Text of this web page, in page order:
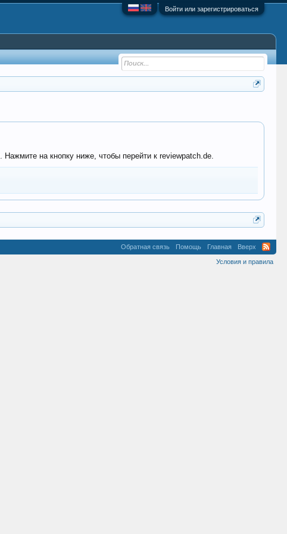
Войти или зарегистрироваться
Нажмите на кнопку ниже, чтобы перейти к reviewpatch.de.
Обратная связь Помощь Главная Вверх
Условия и правила